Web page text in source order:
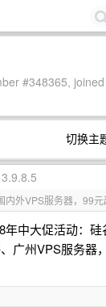
#348365,
切换主
内外VPS服务器，99
年中大促活动：
广州VPS服务器